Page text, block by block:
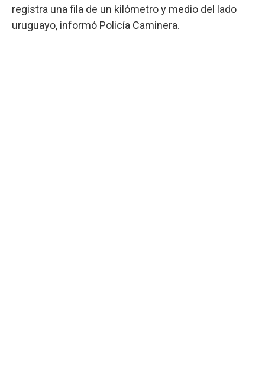
registra una fila de un kilómetro y medio del lado
uruguayo, informó Policía Caminera.